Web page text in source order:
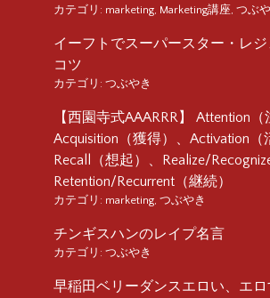
カテゴリ: marketing Marketing講座 つぶ
イーフトでスーパースター・レ
コツ
カテゴリ: つぶやき
【西園寺式AAARRR】 Attention（
Acquisition（獲得）、Activation（
Recall（想起）、Realize/
Retention/Recurrent（継続）
カテゴリ: marketing つぶやき
チンギスハンのレイプ名言
カテゴリ: つぶやき
早稲田ベリーダンスエロい、エ